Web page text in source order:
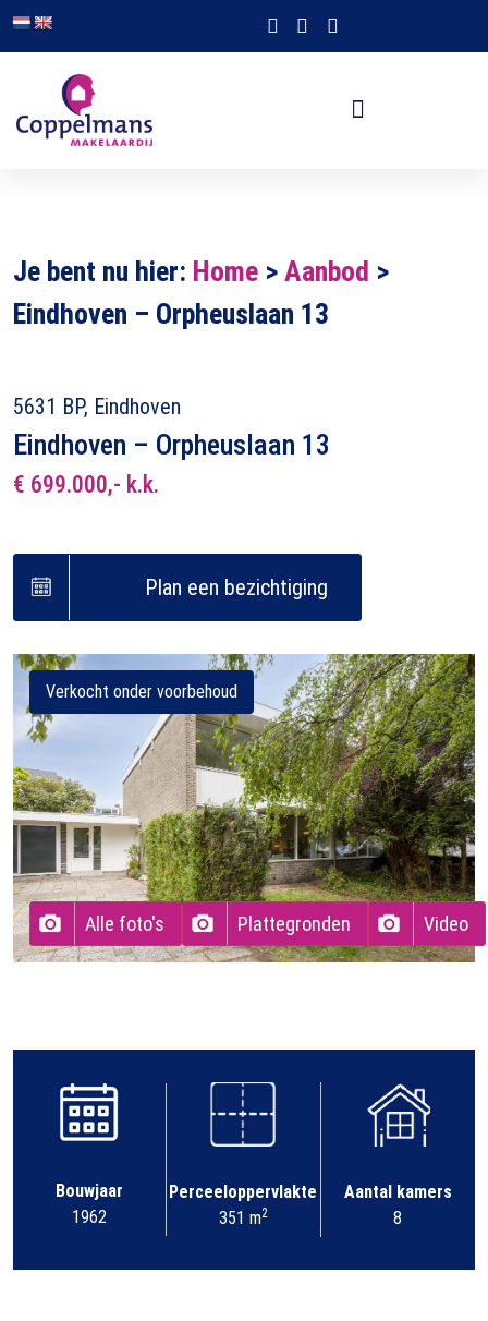
Je bent nu hier: Home > Aanbod >
Eindhoven – Orpheuslaan 13
5631 BP, Eindhoven
Eindhoven – Orpheuslaan 13
€ 699.000,- k.k.
Plan een bezichtiging
Verkocht onder voorbehoud
Alle foto's Plattegronden Video
Bouwjaar
1962
Perceeloppervlakte
351 m2
Aantal kamers
8